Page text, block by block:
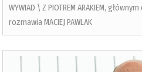
WYWIAD \ Z PIOTREM ARAKIEM,
rozmawia MACIEJ PAWLAK